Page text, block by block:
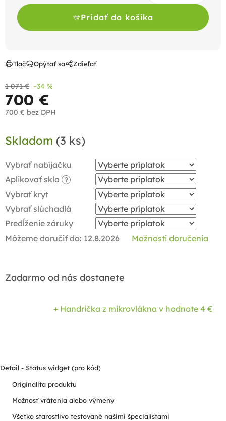
1 071 € –34 %
700 €
700 € bez DPH
cena:
Skladom (3 ks)
Vybrať nabíjačku
Aplikovať sklo
?
Vybrať kryt
Vybrať slúchadlá
Predĺženie záruky
Môžeme doručiť do: 12.8.2026 Možnosti doručenia
Pridať do košíka
Zadarmo od nás dostanete
+ Handrička z mikrovlákna v hodnote 4 €
Tlač Opýtať sa Zdieľať
Detail - Status widget (pro kód)
Originalita produktu
Možnosť vrátenia alebo výmeny
Všetko starostlivo testované našimi špecialistami